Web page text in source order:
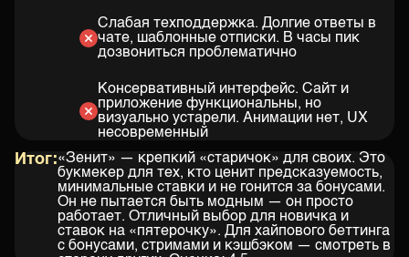
Слабая техподдержка. Долгие ответы в
чате, шаблонные отписки. В часы пик
дозвониться проблематично
Консервативный интерфейс. Сайт и
приложение функциональны, но
визуально устарели. Анимации нет, UX
несовременный
Итог:«Зенит» — крепкий «старичок» для своих. Это
букмекер для тех, кто ценит предсказуемость,
минимальные ставки и не гонится за бонусами.
Он не пытается быть модным — он просто
работает. Отличный выбор для новичка и
ставок на «пятерочку». Для хайпового беттинга
с бонусами, стримами и кэшбэком — смотреть в